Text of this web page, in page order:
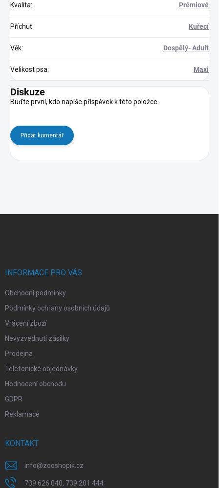
Kvalita: Prémiové
Příchuť: Kuřecí
Věk: Dospělý- Adult
Velikost psa: Maxi
Diskuze
Buďte první, kdo napíše příspěvek k této položce.
Přidat komentář
INFORMACE PRO VÁS
Obchodní podmínky
Podmínky ochrany osobních údajů
Vrácení zboží
Nevyzvednutí zásilky
Prodejna
Telefonické objednávky
Hodnocení obchodu
GDPR
Reklamace
KONTAKT
info@zooshopik.cz
739 626 040, 739 201 444